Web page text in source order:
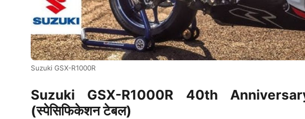
Suzuki GSX-R1000R
Suzuki GSX-R1000R 40th
(स्पेसिफिकेशन टेबल)